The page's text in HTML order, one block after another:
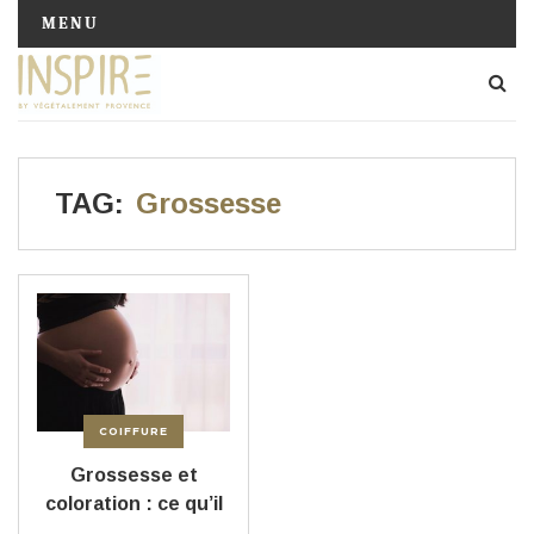
MENU
TAG: Grossesse
COIFFURE
Grossesse et
coloration : ce qu’il